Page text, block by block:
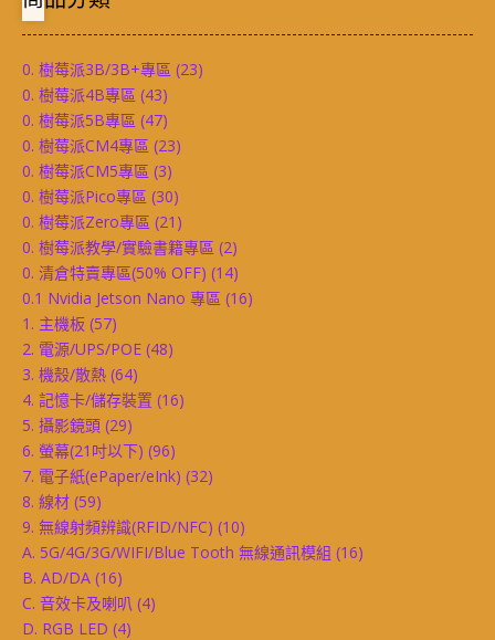
0. 樹莓派3B/3B+專區 (23)
0. 樹莓派4B專區 (43)
0. 樹莓派5B專區 (47)
0. 樹莓派CM4專區 (23)
0. 樹莓派CM5專區 (3)
0. 樹莓派Pico專區 (30)
0. 樹莓派Zero專區 (21)
0. 樹莓派教學/實驗書籍專區 (2)
0. 清倉特賣專區(50% OFF) (14)
0.1 Nvidia Jetson Nano 專區 (16)
1. 主機板 (57)
2. 電源/UPS/POE (48)
3. 機殼/散熱 (64)
4. 記憶卡/儲存裝置 (16)
5. 攝影鏡頭 (29)
6. 螢幕(21吋以下) (96)
7. 電子紙(ePaper/eInk) (32)
8. 線材 (59)
9. 無線射頻辨識(RFID/NFC) (10)
A. 5G/4G/3G/WIFI/Blue Tooth 無線通訊模組 (16)
B. AD/DA (16)
C. 音效卡及喇叭 (4)
D. RGB LED (4)